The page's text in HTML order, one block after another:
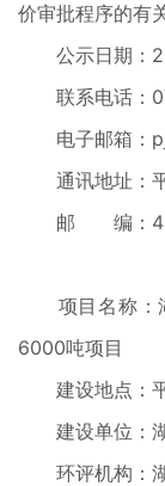
价审批程序的有
公示日期：
联系电话：
电子邮箱：
通讯地址：平
邮 编：
项目名称：湖
6000吨项目
建设地点：平
建设单位：湖
环评机构：湖